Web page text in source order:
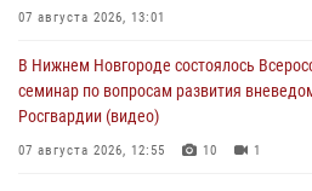
07 августа 2026, 13:01
В Нижнем Новгороде состоялось
семинар по вопросам развития
Росгвардии (видео)
07 августа 2026, 12:55 10 1